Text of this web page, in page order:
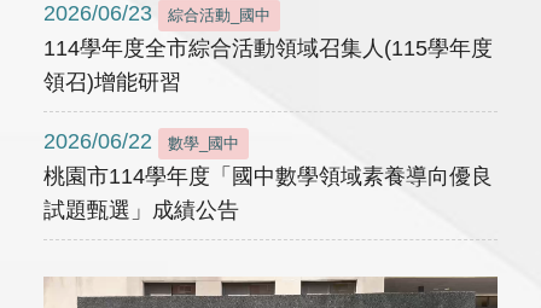
2026/06/23 綜合活動_國中
114學年度全市綜合活動領域召集人(115學年度
領召)增能研習
2026/06/22 數學_國中
桃園市114學年度「國中數學領域素養導向優良
試題甄選」成績公告